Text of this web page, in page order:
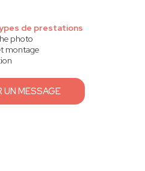
de prestations
photo
montage
UN MESSAGE